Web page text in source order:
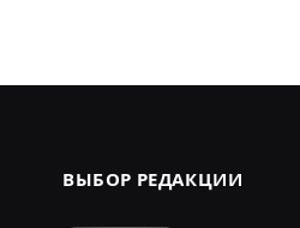
ВЫБОР РЕДАКЦИИ